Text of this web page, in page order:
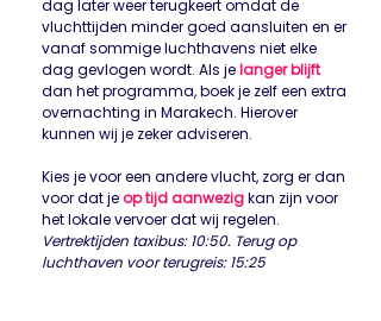
dag later weer terugkeert omdat de
vluchttijden minder goed aansluiten en er
vanaf sommige luchthavens niet elke
dag gevlogen wordt. Als jelanger blijft
dan het programma, boek je zelf een extra
overnachting in Marakech. Hierover
kunnen wij je zeker adviseren.
Kies je voor een andere vlucht, zorg er dan
voor dat jeop tijd aanwezigkan zijn voor
het lokale vervoer dat wij regelen.
Vertrektijden taxibus: 10:50. Terug op
luchthaven voor terugreis: 15:25